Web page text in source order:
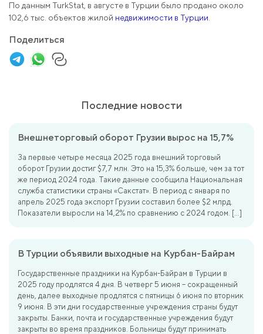
По данным TurkStat, в августе в Турции было продано около
102,6 тыс. объектов жилой недвижимости в Турции
Поделиться
Последние новости
Внешнеторговый оборот Грузии вырос на 15,7%
За первые четыре месяца 2025 года внешний торговый
оборот Грузии достиг $7,7 млн. Это на 15,3% больше, чем за тот
же период 2024 года. Такие данные сообщила Национальная
служба статистики страны «Сакстат». В период с января по
апрель 2025 года экспорт Грузии составил более $2 млрд.
Показатели выросли на 14,2% по сравнению с 2024 годом. […]
В Турции объявили выходные на Курбан-Байрам
Государственные праздники на Курбан-Байрам в Турции в
2025 году продлятся 4 дня. В четверг 5 июня – сокращенный
день, далее выходные продлятся с пятницы 6 июня по вторник
9 июня. В эти дни государственные учреждения страны будут
закрыты. Банки, почта и государственные учреждения будут
закрыты во время праздников. Больницы будут принимать